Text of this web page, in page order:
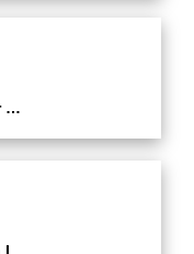
Sekretaris Kecamatan Batuceper Membuka Acara Rapat Kegiatan Penyerahan SPPT PBB-P2 Buku 1, Buku 2 Dan Buku 3 OlehBapenda Kota Tangerang Di Ruang As Salam Kecamatan Batuceper Kota Tangerang